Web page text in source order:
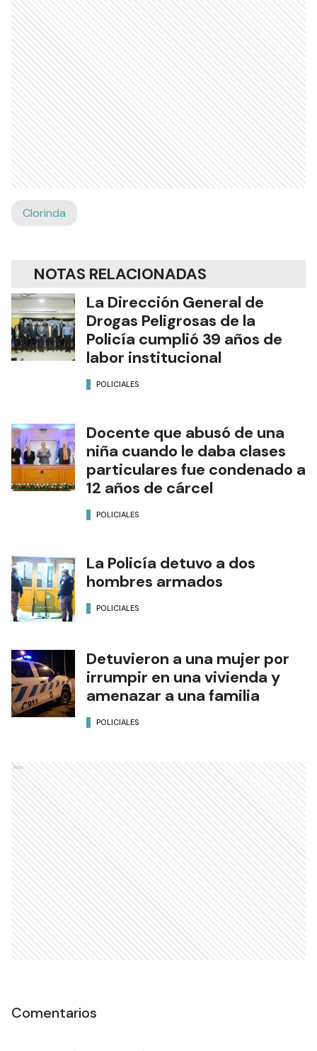
Clorinda
NOTAS RELACIONADAS
La Dirección General de
Drogas Peligrosas de la
Policía cumplió 39 años de
labor institucional
POLICIALES
Docente que abusó de una
niña cuando le daba clases
particulares fue condenado a
12 años de cárcel
POLICIALES
La Policía detuvo a dos
hombres armados
POLICIALES
Detuvieron a una mujer por
irrumpir en una vivienda y
amenazar a una familia
POLICIALES
Ads
Comentarios